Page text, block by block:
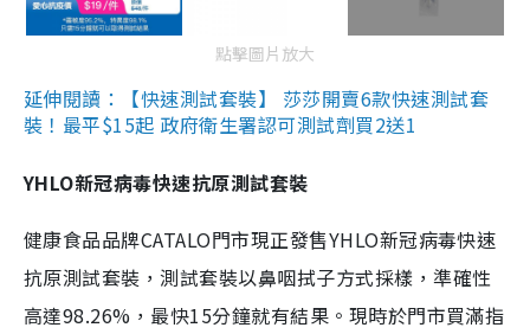
點擊圖片放大
延伸閱讀：【快速測試套裝】 莎莎開賣6款快速測試套
裝！最平$15起 政府衛生署認可測試劑買2送1
YHLO新冠病毒快速抗原測試套裝
健康食品品牌CATALO門市現正發售YHLO新冠病毒快速
抗原測試套裝，測試套裝以鼻咽拭子方式採樣，準確性
高達98.26%，最快15分鐘就有結果。現時於門市買滿指